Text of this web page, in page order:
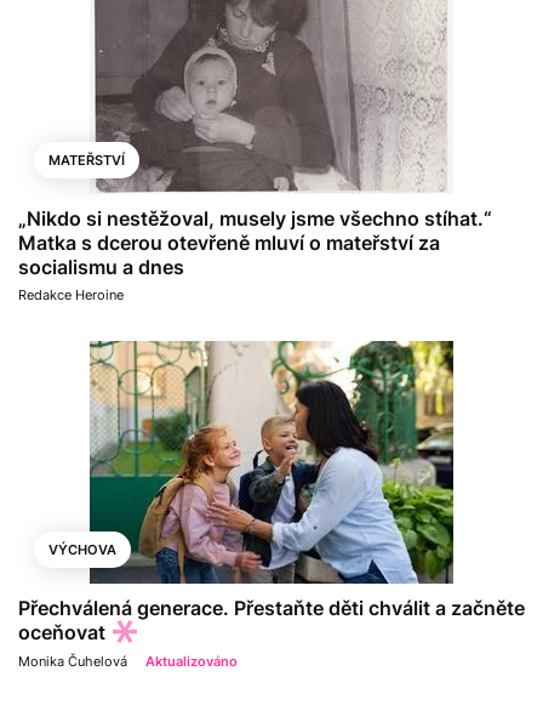
MATEŘSTVÍ
„Nikdo si nestěžoval, musely jsme všechno stíhat.“
Matka s dcerou otevřeně mluví o mateřství za
socialismu a dnes
Redakce Heroine
VÝCHOVA
Přechválená generace. Přestaňte děti chválit a začněte
oceňovat
Monika Čuhelová Aktualizováno